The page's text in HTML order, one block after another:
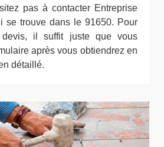
pas à contacter Entreprise
se trouve dans le 91650. Pour
il suffit juste que vous
après vous obtiendrez en
détaillé.